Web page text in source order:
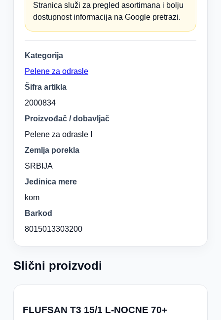
Stranica služi za pregled asortimana i bolju
dostupnost informacija na Google pretrazi.
Kategorija
Pelene za odrasle
Šifra artikla
2000834
Proizvođač / dobavljač
Pelene za odrasle I
Zemlja porekla
SRBIJA
Jedinica mere
kom
Barkod
8015013303200
Slični proizvodi
FLUFSAN T3 15/1 L-NOCNE 70+